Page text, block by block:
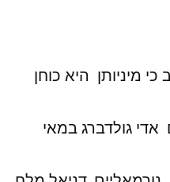
מיניותן היא כוחן
תום וגוני עם אדי גולדברג במאי